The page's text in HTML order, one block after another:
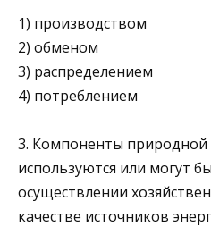
1) производством
2) обменом
3) распределением
4) потреблением
3. Компоненты природной
используются или могут
осуществлении
качестве источников